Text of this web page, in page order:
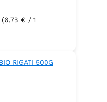
(6,78 € / 1